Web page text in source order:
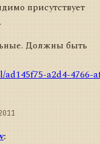
присутствует
Должны быть
a2d4-4766-
: